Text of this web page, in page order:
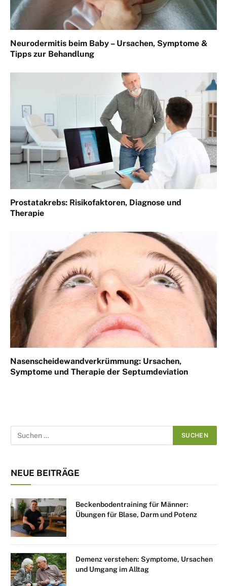
Neurodermitis beim Baby – Ursachen, Symptome &
Tipps zur Behandlung
Prostatakrebs: Risikofaktoren, Diagnose und
Therapie
Nasenscheidewandverkrümmung: Ursachen,
Symptome und Therapie der Septumdeviation
NEUE BEITRÄGE
Beckenbodentraining für Männer:
Übungen für Blase, Darm und Potenz
Demenz verstehen: Symptome, Ursachen
und Umgang im Alltag